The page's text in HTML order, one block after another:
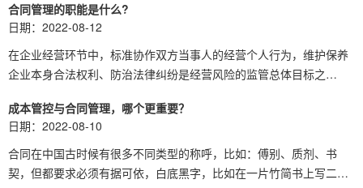
合同管理的职能是什么?
日期：2022-08-12
在企业经营环节中，标准协作双方当事人的经营个人行为，维护保养
企业本身合法权利、防治法律纠纷是经营风险的监管总体目标之
成本管控与合同管理，哪个更重要？
日期：2022-08-10
合同在中国古时候有很多不同类型的称呼，比如：傅别、质剂、书
契，但都要求必须有据可依，白底黑字，比如在一片竹简书上写二份